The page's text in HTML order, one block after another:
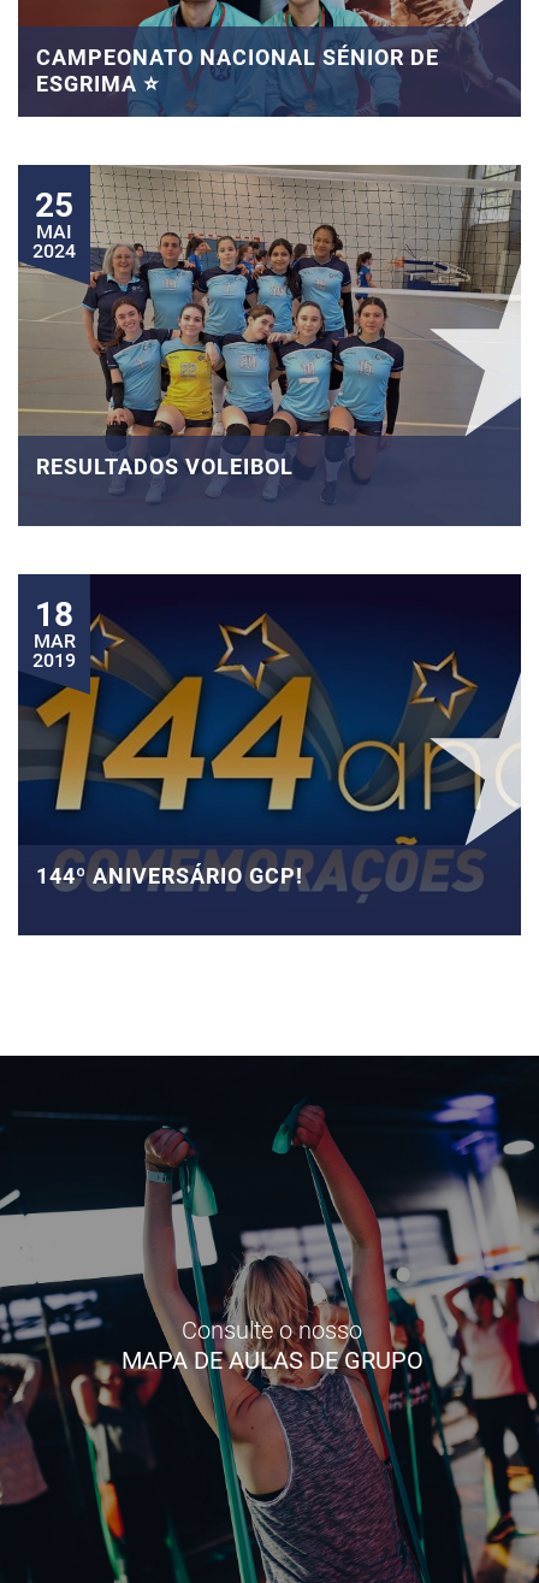
CAMPEONATO NACIONAL SÉNIOR DE
ESGRIMA ⭐
25
MAI
2024
RESULTADOS VOLEIBOL
18
MAR
2019
144º ANIVERSÁRIO GCP!
Consulte o nosso
MAPA DE AULAS DE GRUPO